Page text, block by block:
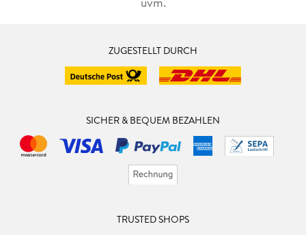
ZUGESTELLT DURCH
SICHER & BEQUEM BEZAHLEN
TRUSTED SHOPS